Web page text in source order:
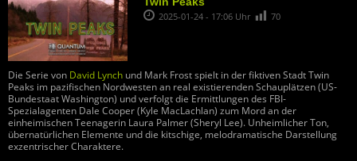
2025-01-24 - 17:06 Uhr 70
Die Serie von David Lynch und Mark Frost spielt in der fiktiven Stadt Twin
Peaks im pazifischen Nordwesten an real existierenden Schauplätzen (US-
Bundestaat Washington) und verfolgt die Ermittlungen des FBI-
Spezialagenten Dale Cooper (Kyle MacLachlan) zum Mord an der
einheimischen Teenagerin Laura Palmer (Sheryl Lee). Unheimlicher Ton,
übernatürlichen Elemente und die kitschige, melodramatische Darstellung
exzentrischer Charaktere.